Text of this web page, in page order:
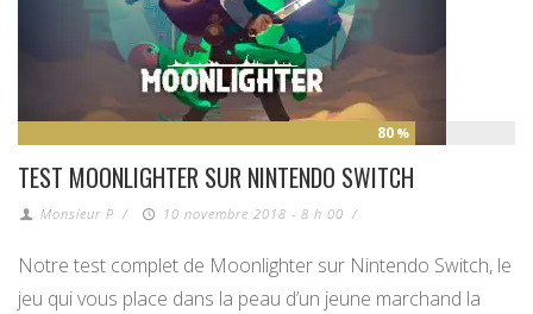
80 %
TEST MOONLIGHTER SUR NINTENDO SWITCH
Monsieur P / 10 novembre 2018 - 8 h 00 /
Notre test complet de Moonlighter sur Nintendo Switch, le
jeu qui vous place dans la peau d’un jeune marchand la